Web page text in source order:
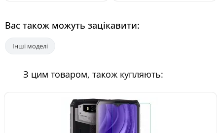
Вас також можуть зацікавити:
Інші моделі
З цим товаром, також купляють: